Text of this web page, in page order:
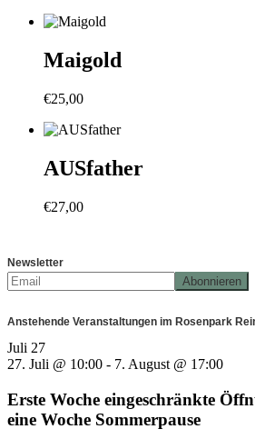
Maigold
€25,00
AUSfather
€27,00
Newsletter
Anstehende Veranstaltungen im Rosenpark
Juli 27
27. Juli @ 10:00 - 7. August @ 17:00
Erste Woche eingeschränkte
eine Woche Sommerpause